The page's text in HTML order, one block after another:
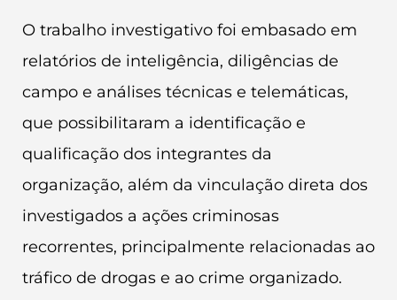
O trabalho investigativo foi embasado em
relatórios de inteligência, diligências de
campo e análises técnicas e telemáticas,
que possibilitaram a identificação e
qualificação dos integrantes da
organização, além da vinculação direta dos
investigados a ações criminosas
recorrentes, principalmente relacionadas ao
tráfico de drogas e ao crime organizado.